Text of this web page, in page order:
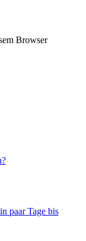
Browser
paar Tage bis